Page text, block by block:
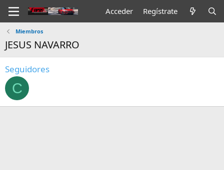
Acceder Regístrate
Miembros
JESUS NAVARRO
Seguidores
C